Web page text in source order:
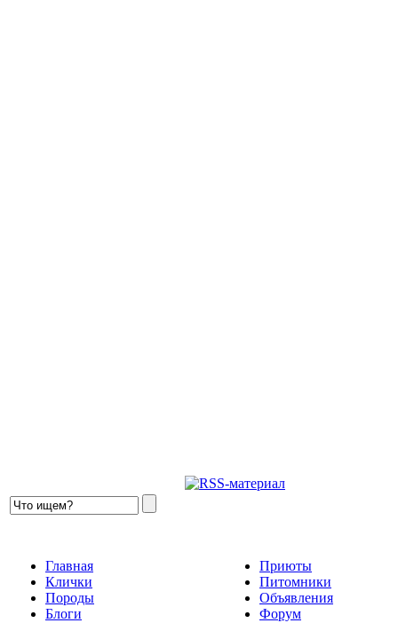
Главная
Клички
Породы
Блоги
Приюты
Питомники
Объявления
Форум